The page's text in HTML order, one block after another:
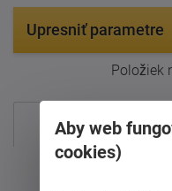
Upresniť parametre
Položiek
Najpredávanejšie
Aby web
cookies)